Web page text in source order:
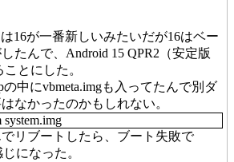
16が一番新しいみたいだが16はベー
たんで、Android 15 QPR2（安定版
とにした。
中にvbmeta.imgも入ってたんで別ダ
なかったのかもしれない。
system.img
リブートしたら、ブート失敗で
になった。